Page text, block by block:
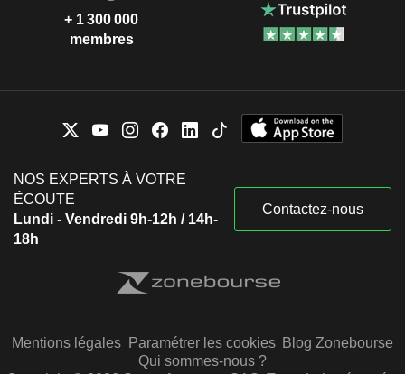
+ 1 300 000
membres
NOS EXPERTS À VOTRE
ÉCOUTE
Lundi - Vendredi 9h-12h / 14h-
18h
Contactez-nous
Mentions légales Paramétrer les cookies Blog Zonebourse
Qui sommes-nous ?